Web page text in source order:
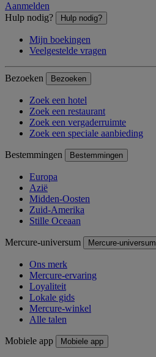
Aanmelden
Hulp nodig?
Hulp nodig?
Mijn boekingen
Veelgestelde vragen
Bezoeken Bezoeken
Zoek een hotel
Zoek een restaurant
Zoek een vergaderruimte
Zoek een speciale aanbieding
Bestemmingen Bestemmingen
Europa
Azië
Midden-Oosten
Zuid-Amerika
Stille Oceaan
Mercure-universum Mercure-universum
Ons merk
Mercure-ervaring
Loyaliteit
Lokale gids
Mercure-winkel
Alle talen
Mobiele app Mobiele app